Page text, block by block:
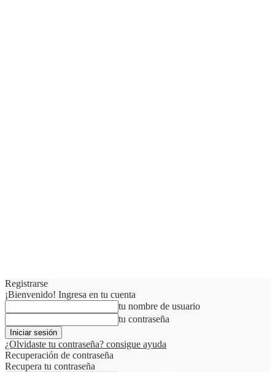
Registrarse
¡Bienvenido! Ingresa en tu cuenta
tu nombre de usuario
tu contraseña
¿Olvidaste tu contraseña? consigue ayuda
Recuperación de contraseña
Recupera tu contraseña